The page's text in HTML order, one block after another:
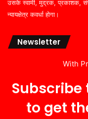
उसके स्वामी, मुद्रक, प्रकाशक,
न्यायक्षेत्र कवर्धा होगा।
Newsletter
With
to get